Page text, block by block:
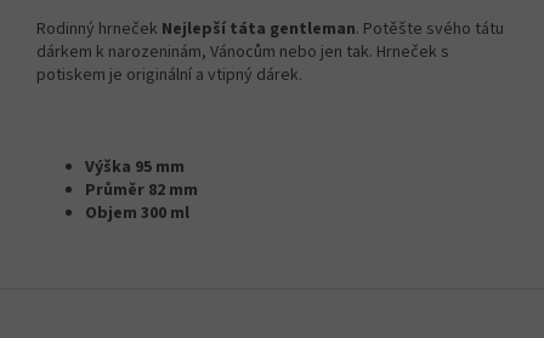
Rodinný hrneček Nejlepší táta gentleman. Potěšte svého tátu
dárkem k narozeninám, Vánocům nebo jen tak. Hrneček s
potiskem je originální a vtipný dárek.
Výška 95 mm
Průměr 82 mm
Objem 300 ml